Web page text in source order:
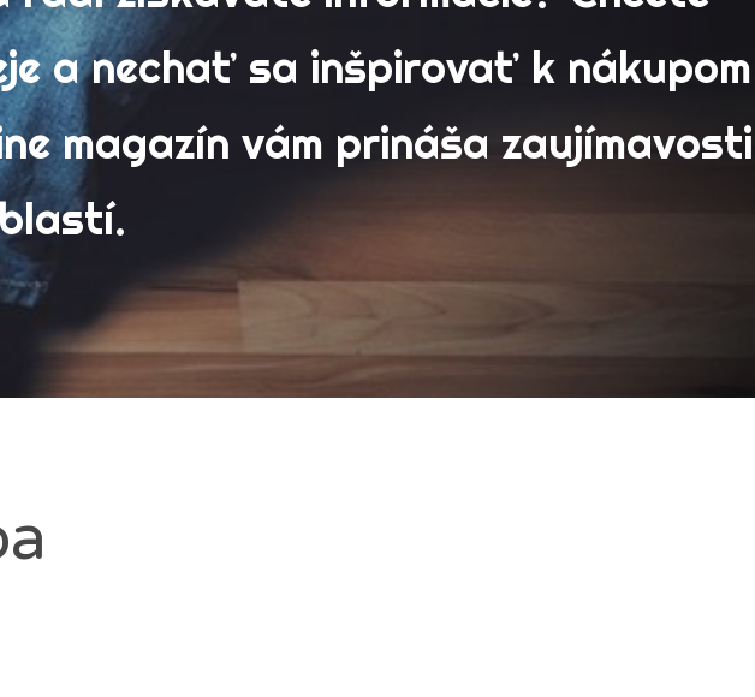
a nechať sa inšpirovať k nákupom
magazín vám prináša zaujímavosti